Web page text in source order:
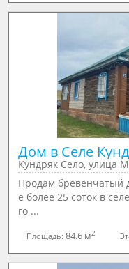
Дом в Селе
Кундряк Село, улица
Продам бревенчатый
е более 25 соток в
го ...
Площадь:84.6 м2